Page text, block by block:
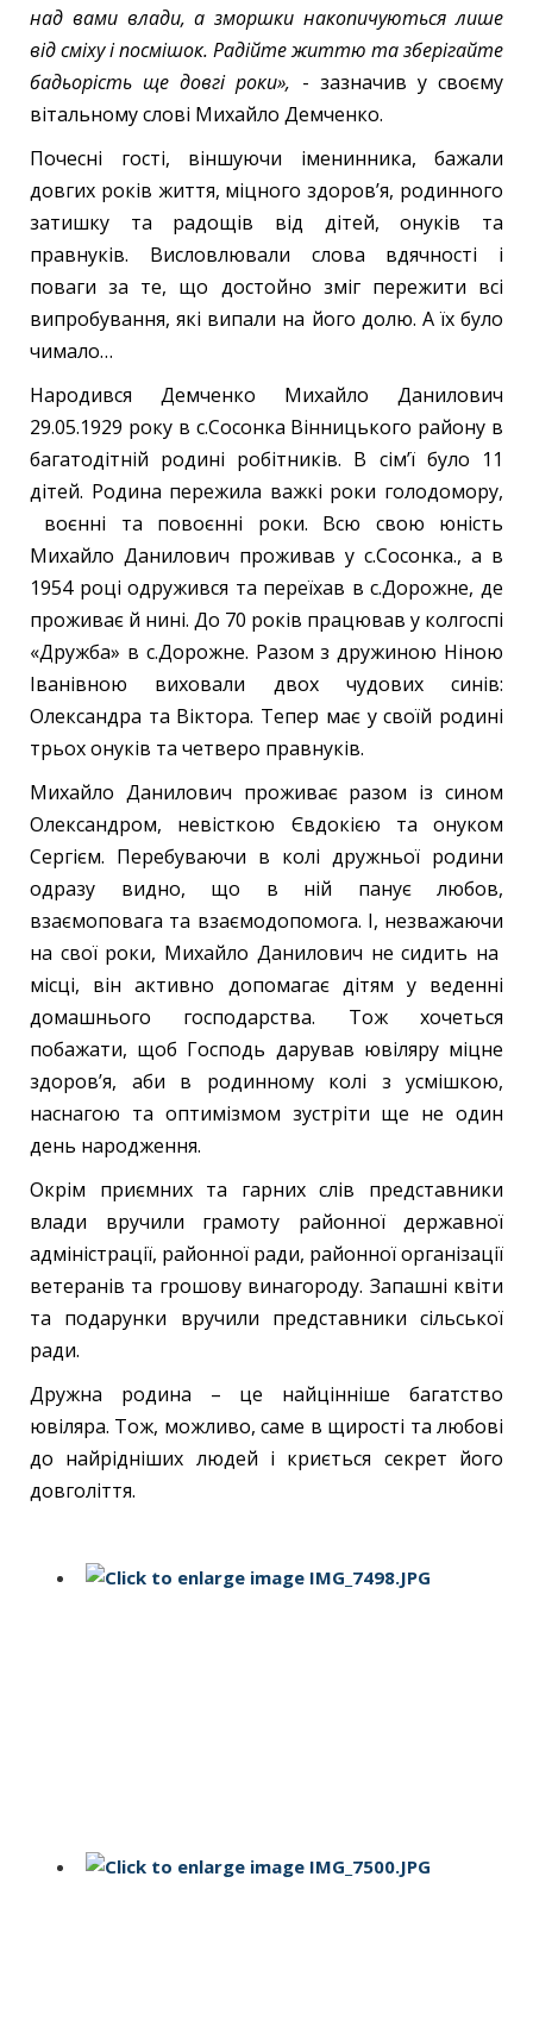
над вами влади, а зморшки накопичуються лише
від сміху і посмішок. Радійте життю та зберігайте
бадьорість ще довгі роки», - зазначив у своєму
вітальному слові Михайло Демченко.
Почесні гості, віншуючи іменинника, бажали
довгих років життя, міцного здоров’я, родинного
затишку та радощів від дітей, онуків та
правнуків. Висловлювали слова вдячності і
поваги за те, що достойно зміг пережити всі
випробування, які випали на його долю. А їх було
чимало…
Народився Демченко Михайло Данилович
29.05.1929 року в с.Сосонка Вінницького району в
багатодітній родині робітників. В сім’ї було 11
дітей. Родина пережила важкі роки голодомору,
воєнні та повоєнні роки. Всю свою юність
Михайло Данилович проживав у с.Сосонка., а в
1954 році одружився та переїхав в с.Дорожне, де
проживає й нині. До 70 років працював у колгоспі
«Дружба» в с.Дорожне. Разом з дружиною Ніною
Іванівною виховали двох чудових синів:
Олександра та Віктора. Тепер має у своїй родині
трьох онуків та четверо правнуків.
Михайло Данилович проживає разом із сином
Олександром, невісткою Євдокією та онуком
Сергієм. Перебуваючи в колі дружньої родини
одразу видно, що в ній панує любов,
взаємоповага та взаємодопомога. І, незважаючи
на свої роки, Михайло Данилович не сидить на
місці, він активно допомагає дітям у веденні
домашнього господарства. Тож хочеться
побажати, щоб Господь дарував ювіляру міцне
здоров’я, аби в родинному колі з усмішкою,
наснагою та оптимізмом зустріти ще не один
день народження.
Окрім приємних та гарних слів представники
влади вручили грамоту районної державної
адміністрації, районної ради, районної організації
ветеранів та грошову винагороду. Запашні квіти
та подарунки вручили представники сільської
ради.
Дружна родина – це найцінніше багатство
ювіляра. Тож, можливо, саме в щирості та любові
до найрідніших людей і криється секрет його
довголіття.